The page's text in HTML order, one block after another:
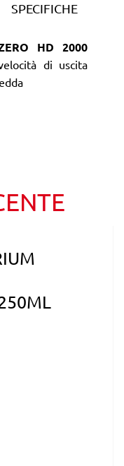
SPECIFICHE
HD 2000
di uscita